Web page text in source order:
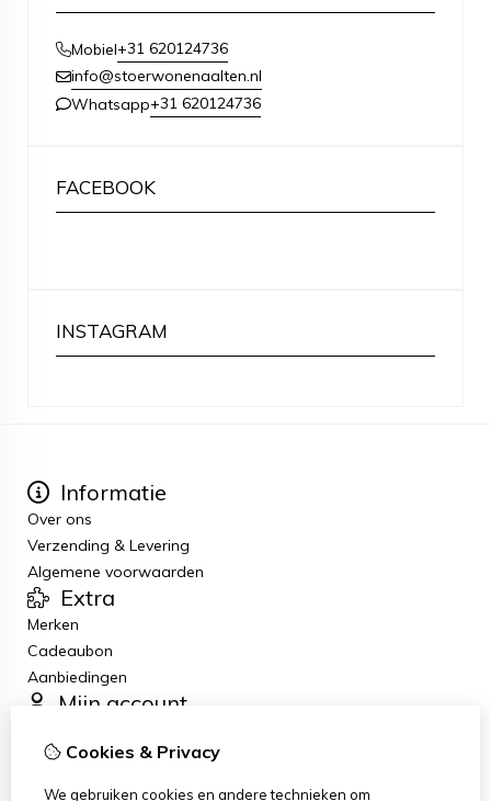
Mobiel+31 620124736
info@stoerwonenaalten.nl
Whatsapp+31 620124736
FACEBOOK
INSTAGRAM
Informatie
Over ons
Verzending & Levering
Algemene voorwaarden
Extra
Merken
Cadeaubon
Aanbiedingen
Mijn account
Bestelhistorie
Cookies & Privacy
We gebruiken cookies en andere technieken om